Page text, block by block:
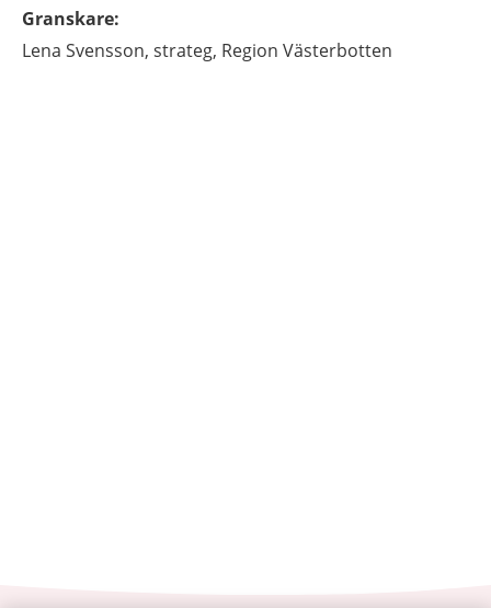
Granskare:
Lena Svensson, strateg, Region Västerbotten